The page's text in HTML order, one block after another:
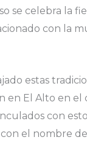
se celebra la
con la
estas
en El Alto en
con
el nombre